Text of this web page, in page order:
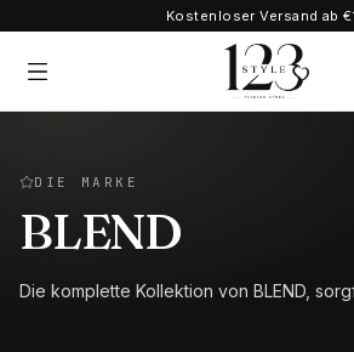
Kostenloser Versand ab
DIE MARKE
BLEND
Die komplette Kollektion von BLEND,